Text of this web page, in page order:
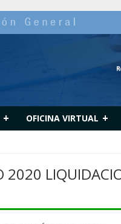
+ OFICINA VIRTUAL +
2020